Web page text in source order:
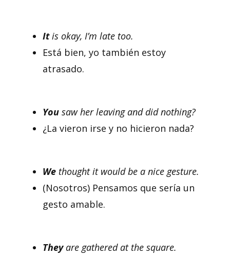
Itis okay, I’m late too.
Está bien, yo también estoy
atrasado.
Yousaw her leaving and did nothing?
¿La vieron irse y no hicieron nada?
Wethought it would be a nice gesture.
(Nosotros) Pensamos que sería un
gesto amable.
Theyare gathered at the square.